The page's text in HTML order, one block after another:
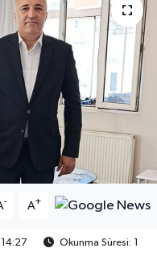
- A+
Okunma Süresi: 1